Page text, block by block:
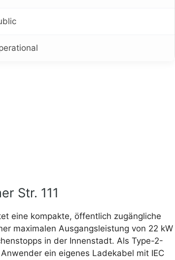
Str. 111
eine kompakte, öffentlich zugängliche
maximalen Ausgangsleistung von 22 kW
in der Innenstadt. Als Type-2-
ein eigenes Ladekabel mit IEC